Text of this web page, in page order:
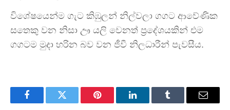
විශේෂයෙන්ම ගැට කිඹුලන් නිල්වලා ගගට ආවේණික
සතෙකු වන නිසා ඌ යලි වෙනත් ප්‍රදේශයකින් එම
ගගටම මුදා හරින බව වන ජීවී නිලධාරීන් පැවසීය.
FacebookTwitter Pinterest LinkedInTumblr Email